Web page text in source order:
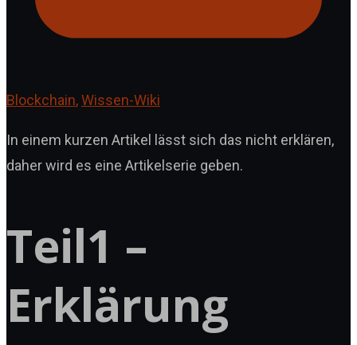
Blockchain,Wissen-Wiki
In einem kurzen Artikel lässt sich das nicht erklären,
daher wird es eine Artikelserie geben.
Teil1 –
Erklärung